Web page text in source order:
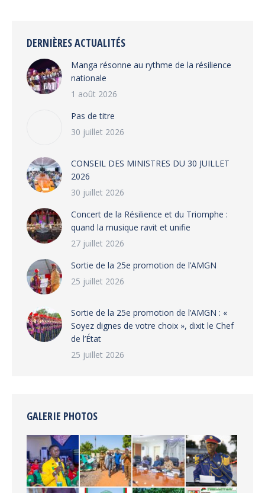
DERNIÈRES ACTUALITÉS
Manga résonne au rythme de la résilience
nationale
1 août 2026
Pas de titre
30 juillet 2026
CONSEIL DES MINISTRES DU 30 JUILLET
2026
30 juillet 2026
‎​Concert de la Résilience et du Triomphe :
quand la musique ravit et unifie
27 juillet 2026
‎Sortie de la 25e promotion de l’AMGN
25 juillet 2026
‎Sortie de la 25e promotion de l’AMGN : «
Soyez dignes de votre choix », dixit le Chef
de l’État
25 juillet 2026
GALERIE PHOTOS